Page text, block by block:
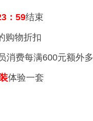
：59结束
购物折扣
消费每满600元额外
体验一套